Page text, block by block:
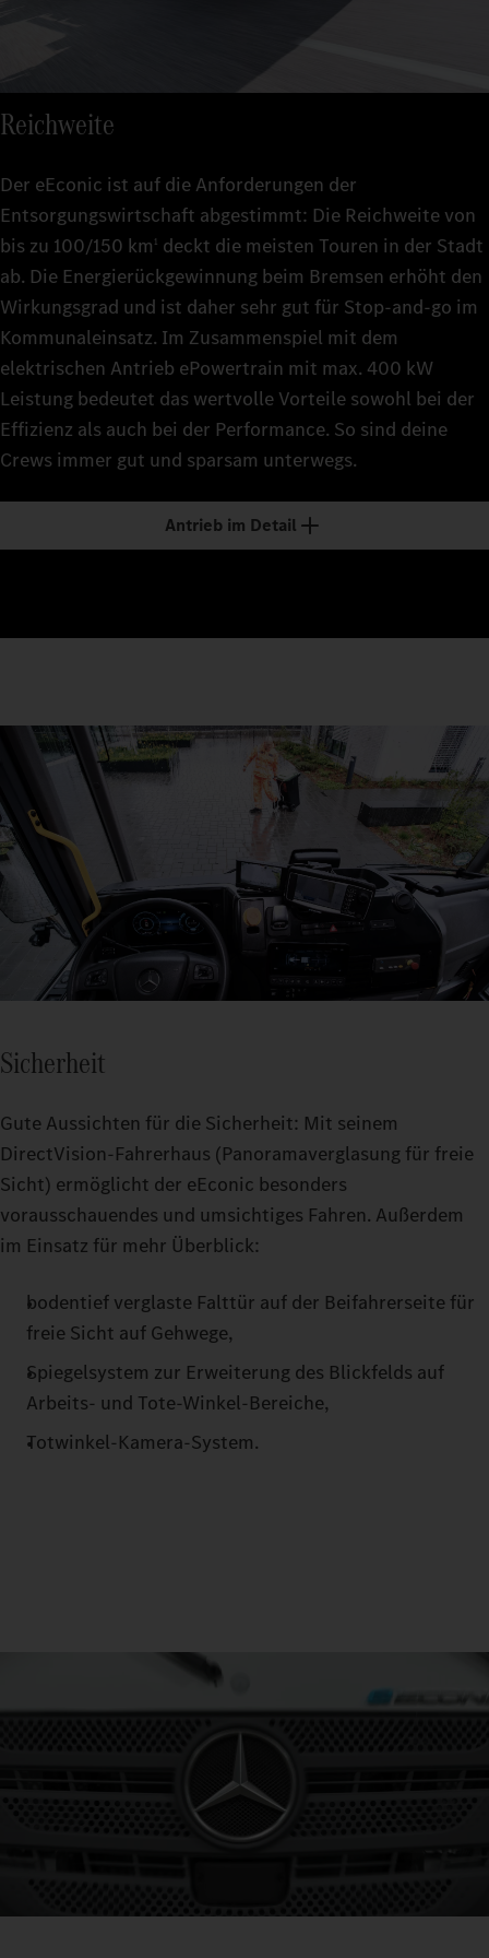
Reichweite
Der eEconic ist auf die Anforderungen der
Entsorgungswirtschaft abgestimmt: Die Reichweite von
bis zu 100/150 km 1 deckt die meisten Touren in der Stadt
ab. Die Energierückgewinnung beim Bremsen erhöht den
Wirkungsgrad und ist daher sehr gut für Stop-and-go im
Kommunaleinsatz. Im Zusammenspiel mit dem
elektrischen Antrieb ePowertrain mit max. 400 kW
Leistung bedeutet das wertvolle Vorteile sowohl bei der
Effizienz als auch bei der Performance. So sind deine
Crews immer gut und sparsam unterwegs.
Antrieb im Detail
Sicherheit
Gute Aussichten für die Sicherheit: Mit seinem
DirectVision-Fahrerhaus (Panoramaverglasung für freie
Sicht) ermöglicht der eEconic besonders
vorausschauendes und umsichtiges Fahren. Außerdem
im Einsatz für mehr Überblick:
bodentief verglaste Falttür auf der Beifahrerseite für
freie Sicht auf Gehwege,
Spiegelsystem zur Erweiterung des Blickfelds auf
Arbeits- und Tote-Winkel-Bereiche,
Totwinkel-Kamera-System.